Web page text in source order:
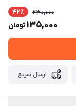
230,000 42٪
135,000تومان
ارسال سریع